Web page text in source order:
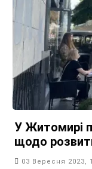
У Житомирі
щодо
03 Вересня 2023,